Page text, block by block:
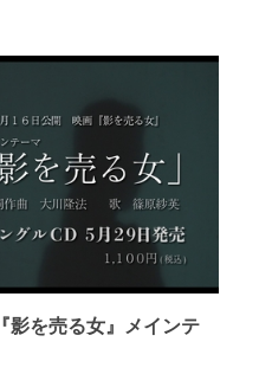
影を売る女』メインテ